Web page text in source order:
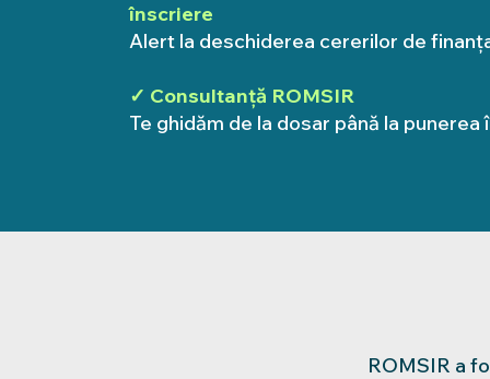
înscriere
Alert la deschiderea cererilor de
✓ Consultanță ROMSIR
Te ghidăm de la dosar până la punerea
ROMSIR a